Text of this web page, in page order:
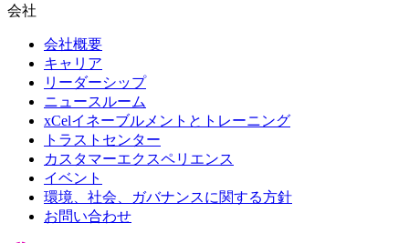
会社
会社概要
キャリア
リーダーシップ
ニュースルーム
xCelイネーブルメントとトレーニング
トラストセンター
カスタマーエクスペリエンス
イベント
環境、社会、ガバナンスに関する方針
お問い合わせ